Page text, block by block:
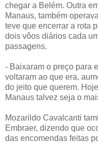
chegar a Belém. Outra
Manaus, também
teve que encerrar a rota
dois vôos diários cada
passagens.
- Baixaram o preço para
voltaram ao que era,
do jeito que querem.
Manaus talvez seja o
Mozarildo Cavalcanti
Embraer, dizendo que
das encomendas feitas